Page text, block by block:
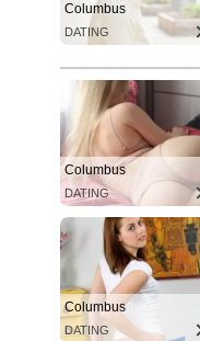
Columbus
DATING
Columbus
DATING
Columbus
DATING